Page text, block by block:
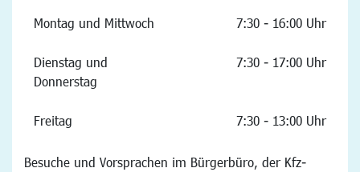
Montag und Mittwoch 7:30 - 16:00 Uhr
Dienstag und
Donnerstag
7:30 - 17:00 Uhr
Freitag 7:30 - 13:00 Uhr
Besuche und Vorsprachen im Bürgerbüro, der Kfz-